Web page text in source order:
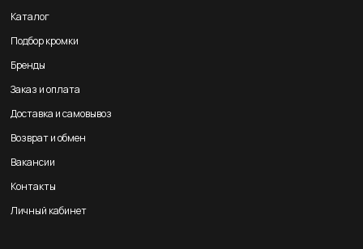
Каталог
Подбор кромки
Бренды
Заказ и оплата
Доставка и самовывоз
Возврат и обмен
Вакансии
Контакты
Личный кабинет